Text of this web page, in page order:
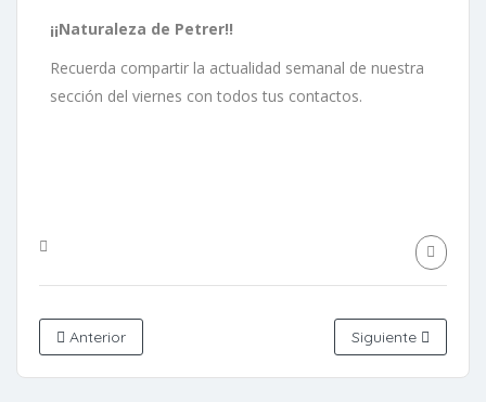
¡¡Naturaleza de Petrer!!
Recuerda compartir la actualidad semanal de nuestra
sección del viernes con todos tus contactos.
Anterior Siguiente